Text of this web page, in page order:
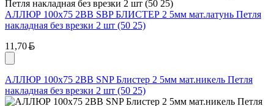
АЛЛЮР 100х75 2BB SBP БЛИСТЕР 2 5мм мат.латунь Петля
накладная без врезки 2 шт (50 25)
11,70
АЛЛЮР 100х75 2BB SNP Блистер 2 5мм мат.никель Петля
накладная без врезки 2 шт (50 25)